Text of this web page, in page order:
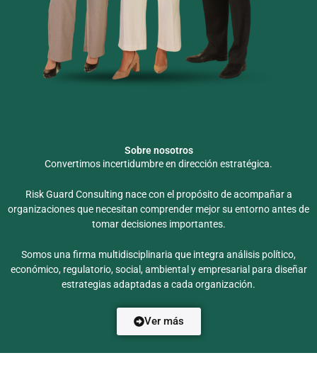
Sobre nosotros
Convertimos incertidumbre en dirección estratégica.
Risk Guard Consulting nace con el propósito de acompañar a
organizaciones que necesitan comprender mejor su entorno antes de
tomar decisiones importantes.
Somos una firma multidisciplinaria que integra análisis político,
económico, regulatorio, social, ambiental y empresarial para diseñar
estrategias adaptadas a cada organización.
Ver más